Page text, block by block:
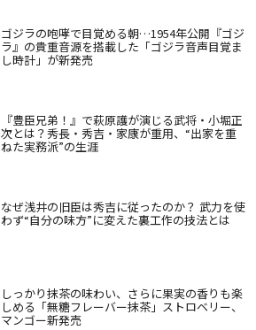
ゴジラの咆哮で目覚める朝…1954年公開『ゴジ
ラ』の貴重音源を搭載した「ゴジラ音声目覚ま
し時計」が新発売
『豊臣兄弟！』で萩原護が演じる武将・小堀正
次とは？秀長・秀吉・家康が重用、“出家を重
ねた実務派”の生涯
なぜ浅井の旧臣は秀吉に従ったのか？ 武力を使
わず“自分の味方”に変えた裏工作の技法とは
しっかり抹茶の味わい、さらに果実の香りも楽
しめる「無糖フレーバー抹茶」ストロベリー、
マンゴー新発売